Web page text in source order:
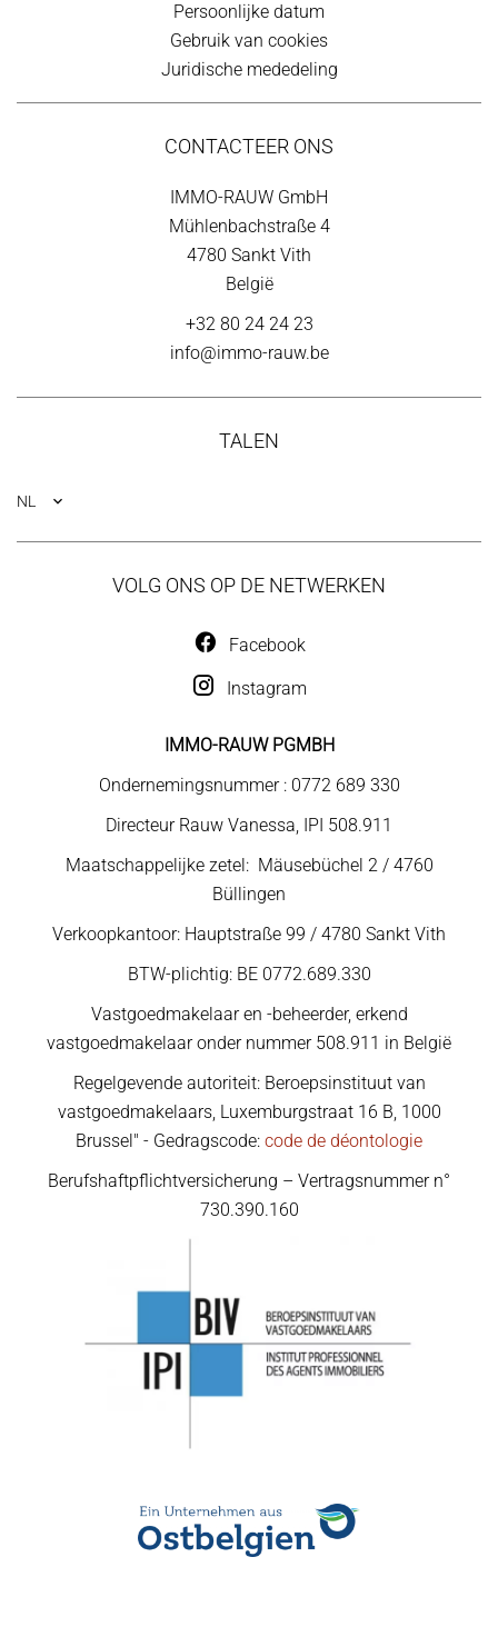
Persoonlijke datum
Gebruik van cookies
Juridische mededeling
CONTACTEER ONS
IMMO-RAUW GmbH
Mühlenbachstraße 4
4780 Sankt Vith
België
+32 80 24 24 23
info@immo-rauw.be
TALEN
NL
VOLG ONS OP DE NETWERKEN
Facebook
Instagram
IMMO-RAUW PGMBH
Ondernemingsnummer : 0772 689 330
Directeur Rauw Vanessa, IPI 508.911
Maatschappelijke zetel: Mäusebüchel 2 / 4760
Büllingen
Verkoopkantoor: Hauptstraße 99 / 4780 Sankt Vith
BTW-plichtig: BE 0772.689.330
Vastgoedmakelaar en -beheerder, erkend
vastgoedmakelaar onder nummer 508.911 in België
Regelgevende autoriteit: Beroepsinstituut van
vastgoedmakelaars, Luxemburgstraat 16 B, 1000
Brussel" - Gedragscode: code de déontologie
Berufshaftpflichtversicherung – Vertragsnummer n°
730.390.160